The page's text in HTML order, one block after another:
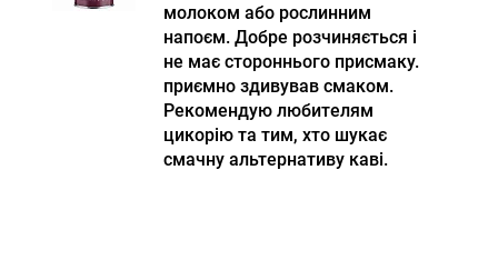
молоком або рослинним
напоєм. Добре розчиняється і
не має стороннього присмаку.
приємно здивував смаком.
Рекомендую любителям
цикорію та тим, хто шукає
смачну альтернативу каві.